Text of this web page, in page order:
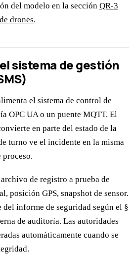
del modelo en la sección QR-3
drones.
sistema de gestión
el sistema de control de
OPC UA o un puente MQTT. El
en parte del estado de la
turno ve el incidente en la misma
proceso.
de registro a prueba de
posición GPS, snapshot de sensor.
informe de seguridad según el §
de auditoría. Las autoridades
automáticamente cuando se